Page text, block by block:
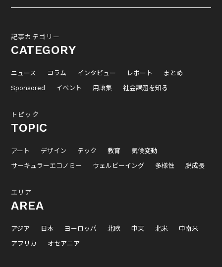
記事カテゴリー
CATEGORY
ニュース コラム インタビュー レポート
まとめ
Sponsored
イベント 用語集 社会課題を知る
トピック
TOPIC
アート デザイン テック 教育
気候変動
サーキュラーエコノミー
ウェルビーイング 多様性 脱成長
エリア
AREA
アジア 日本 ヨーロッパ 北欧 中東 北米
中南米
アフリカ
オセアニア